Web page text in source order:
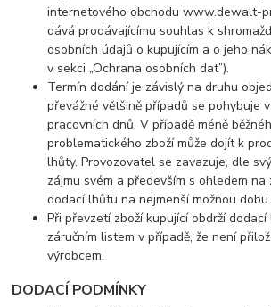
internetového obchodu www.dewalt-
dává prodávajícímu souhlas k
osobních údajů o kupujícím a o jeho
v sekci „Ochrana osobních dat”).
Termín dodání je závislý na druhu
převážné většině případů se pohybuje
pracovních dnů. V případě méně
problematického zboží může dojít k
lhůty. Provozovatel se zavazuje, dle
zájmu svém a především s ohledem na
dodací lhůtu na nejmenší možnou dobu
Při převzetí zboží kupující obdrží
záručním listem v případě, že není
výrobcem.
DODACÍ PODMÍNKY